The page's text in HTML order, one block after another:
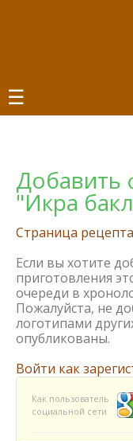
☰
Добавить
"Икра
Страница рецепта
Если вы хотите
приготовления
очереди в
Пожалуйста, не
логотипами
опубликованы.
Войти как
Как пользователь
социальной сети